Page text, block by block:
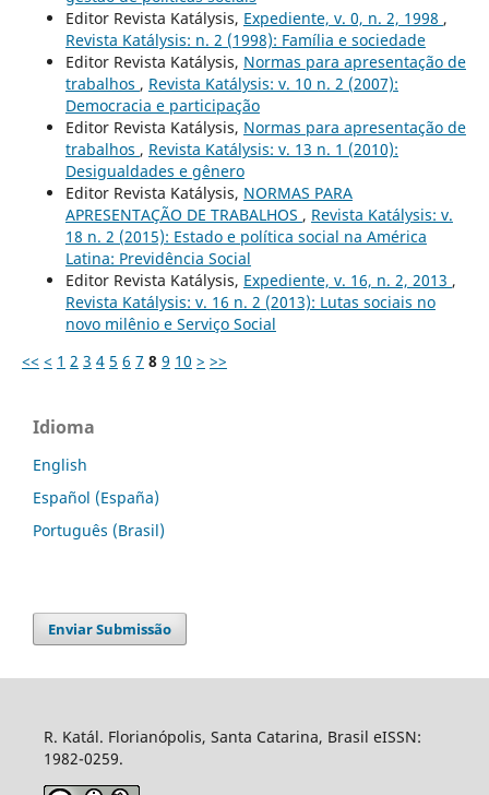
Editor Revista Katálysis, Expediente, v. 0, n. 2, 1998 ,
Revista Katálysis: n. 2 (1998): Família e sociedade
Editor Revista Katálysis, Normas para apresentação de
trabalhos , Revista Katálysis: v. 10 n. 2 (2007):
Democracia e participação
Editor Revista Katálysis, Normas para apresentação de
trabalhos , Revista Katálysis: v. 13 n. 1 (2010):
Desigualdades e gênero
Editor Revista Katálysis, NORMAS PARA
APRESENTAÇÃO DE TRABALHOS , Revista Katálysis: v.
18 n. 2 (2015): Estado e política social na América
Latina: Previdência Social
Editor Revista Katálysis, Expediente, v. 16, n. 2, 2013 ,
Revista Katálysis: v. 16 n. 2 (2013): Lutas sociais no
novo milênio e Serviço Social
<< < 1 2 3 4 5 6 7 8 9 10 > >>
Idioma
English
Español (España)
Português (Brasil)
Enviar Submissão
R. Katál. Florianópolis, Santa Catarina, Brasil eISSN:
1982-0259.